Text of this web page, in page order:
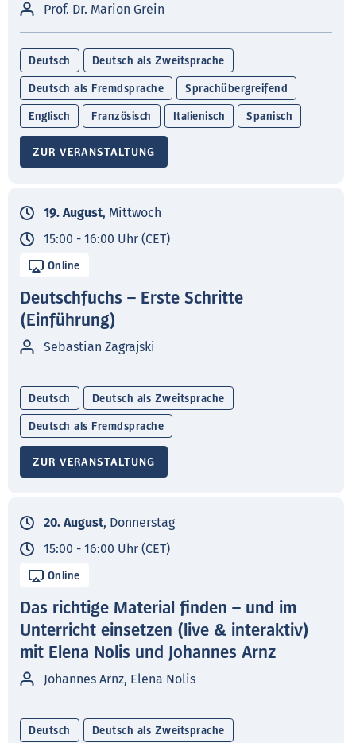
Prof. Dr. Marion Grein
Deutsch Deutsch als Zweitsprache
Deutsch als Fremdsprache Sprachübergreifend
Englisch Französisch Italienisch Spanisch
ZUR VERANSTALTUNG
19. August, Mittwoch
15:00 - 16:00 Uhr (CET)
Online
Deutschfuchs – Erste Schritte
(Einführung)
Sebastian Zagrajski
Deutsch Deutsch als Zweitsprache
Deutsch als Fremdsprache
ZUR VERANSTALTUNG
20. August, Donnerstag
15:00 - 16:00 Uhr (CET)
Online
Das richtige Material finden – und im
Unterricht einsetzen (live & interaktiv)
mit Elena Nolis und Johannes Arnz
Johannes Arnz, Elena Nolis
Deutsch Deutsch als Zweitsprache